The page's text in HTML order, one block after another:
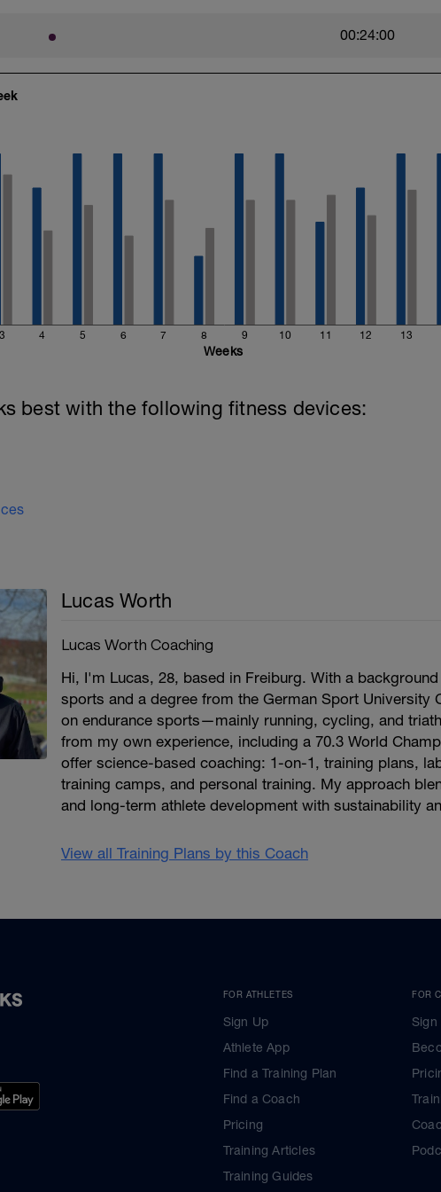
watch?v=jWBjDk2wIUU
00:24:00
3 4 5 6 7 8 9 10 11 12 13
Weeks
best with the following fitness devices:
Lucas Worth
Lucas Worth Coaching
Hi, I'm Lucas, 28, based in Freiburg. With a
sports and a degree from the German Sport University
on endurance sports—mainly running, cycling, and
from my own experience, including a 70.3 World
offer science-based coaching: 1-on-1, training plans,
training camps, and personal training. My approach
and long-term athlete development with sustainability
View all Training Plans by this Coach
FOR ATHLETES
Sign Up
Athlete App
Find a Training Plan
Find a Coach
Pricing
Training Articles
Training Guides
FOR
Sign